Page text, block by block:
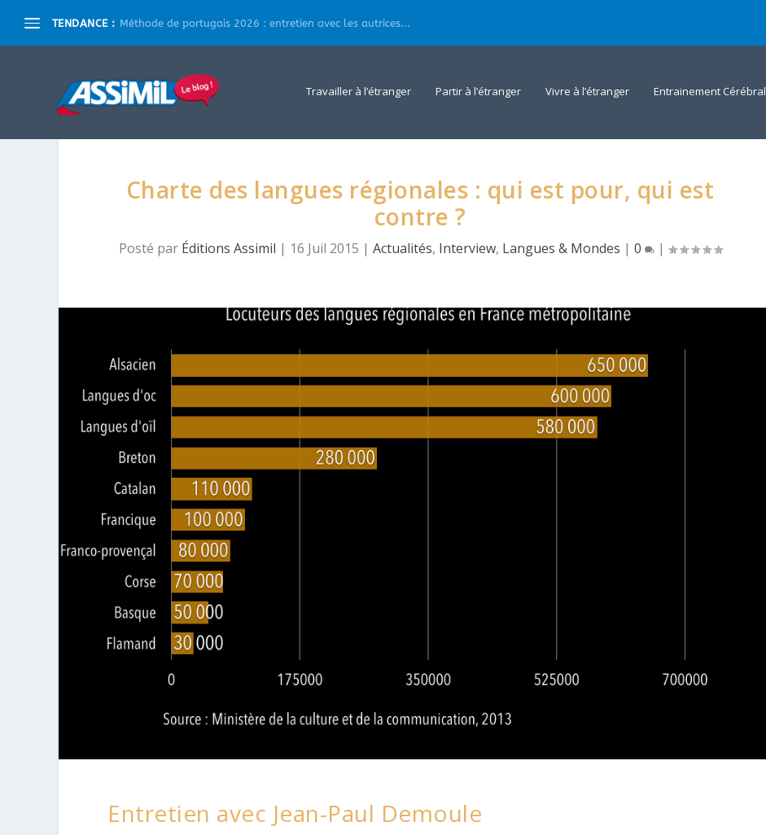
TENDANCE : Méthode de portugais 2026 : entretien avec les autrices...
Travailler à l’étranger Partir à l’étranger Vivre à l’étranger Entrainement Cérébral
Charte des langues régionales : qui est pour, qui est
contre ?
Posté par Éditions Assimil | 16 Juil 2015 | Actualités, Interview, Langues & Mondes | 0 |
Entretien avec Jean-Paul Demoule